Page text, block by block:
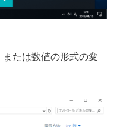
または数値の形式の変